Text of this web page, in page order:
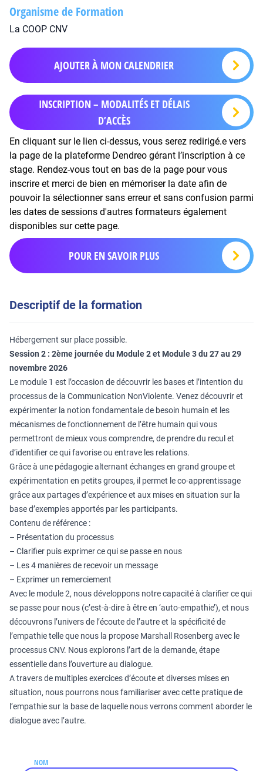
Organisme de Formation
La COOP CNV
AJOUTER À MON CALENDRIER
INSCRIPTION – MODALITÉS ET DÉLAIS
D’ACCÈS
En cliquant sur le lien ci-dessus, vous serez redirigé.e vers
la page de la plateforme Dendreo gérant l’inscription à ce
stage. Rendez-vous tout en bas de la page pour vous
inscrire et merci de bien en mémoriser la date afin de
pouvoir la sélectionner sans erreur et sans confusion parmi
les dates de sessions d'autres formateurs également
disponibles sur cette page.
POUR EN SAVOIR PLUS
Descriptif de la formation
Hébergement sur place possible.
Session 2 : 2ème journée du Module 2 et Module 3 du 27 au 29
novembre 2026
Le module 1 est l’occasion de découvrir les bases et l’intention du
processus de la Communication NonViolente. Venez découvrir et
expérimenter la notion fondamentale de besoin humain et les
mécanismes de fonctionnement de l’être humain qui vous
permettront de mieux vous comprendre, de prendre du recul et
d’identifier ce qui favorise ou entrave les relations.
Grâce à une pédagogie alternant échanges en grand groupe et
expérimentation en petits groupes, il permet le co-apprentissage
grâce aux partages d’expérience et aux mises en situation sur la
base d’exemples apportés par les participants.
Contenu de référence :
– Présentation du processus
– Clarifier puis exprimer ce qui se passe en nous
– Les 4 manières de recevoir un message
– Exprimer un remerciement
Avec le module 2, nous développons notre capacité à clarifier ce qui
se passe pour nous (c’est-à-dire à être en ‘auto-empathie’), et nous
découvrons l’univers de l’écoute de l’autre et la spécificité de
l’empathie telle que nous la propose Marshall Rosenberg avec le
processus CNV. Nous explorons l’art de la demande, étape
essentielle dans l’ouverture au dialogue.
A travers de multiples exercices d’écoute et diverses mises en
situation, nous pourrons nous familiariser avec cette pratique de
l’empathie sur la base de laquelle nous verrons comment aborder le
dialogue avec l’autre.
NOM